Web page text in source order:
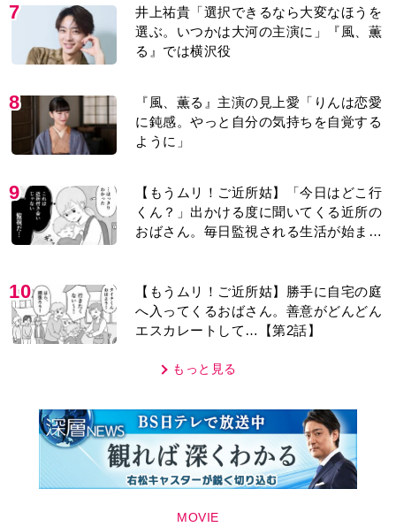
7
井上祐貴「選択できるなら大変なほうを
選ぶ。いつかは大河の主演に」『風、薫
る』では横沢役
8
『風、薫る』主演の見上愛「りんは恋愛
に鈍感。やっと自分の気持ちを自覚する
ように」
9
【もうムリ！ご近所姑】「今日はどこ行
くん？」出かける度に聞いてくる近所の
おばさん。毎日監視される生活が始ま
10
【もうムリ！ご近所姑】勝手に自宅の庭
へ入ってくるおばさん。善意がどんどん
エスカレートして…【第2話】
もっと見る
MOVIE